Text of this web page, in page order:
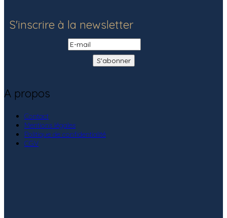
S'inscrire à la newsletter
A propos
Contact
Mentions légales
Politique de confidentialité
CGV